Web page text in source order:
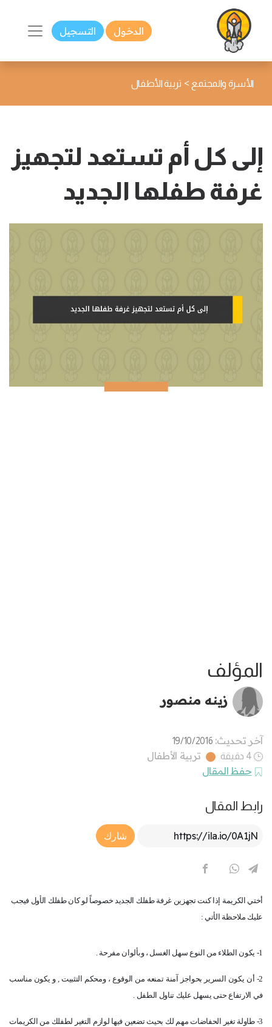
الدخول التسجيل
الأسرة والمجتمع > تربية الأطفال
إلى كل أم تستعد لتجهيز
غرفة طفلها الجديد
المؤلف
زينه منصور
آخر تحديث: 19/10/2016
4 دقيقة
تربية الأطفال
حفظ المقال
رابط المقال
Article Link
شارك
أختي الكريمة إذا كنت تجهزين غرفة طفلك الجديد خصوصاً لو كان طفلك الأول فيجب
عليك ملاحظة الأتي :
1- يكون الطلاء من النوع سهل الغسل ، وبألوان مفرحة .
2- أن يكون السرير بحواجز آمنة تمنعه من الوقوع ، ومحكم التثبيت , و يكون مناسب
في الارتفاع حتى يسهل عليك تناول الطفل .
3- طاولة تغير الحفاضات مهم لك بحيث تضعين فيها لوازم التغير لطفلك من الكريمات